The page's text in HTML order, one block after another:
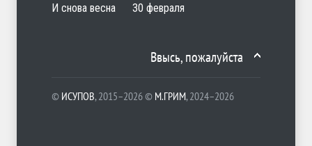
И снова весна
30 февраля
Ввысь, пожалуйста
© ИСУПОВ, 2015–2026 © М.ГРИМ, 2024–2026